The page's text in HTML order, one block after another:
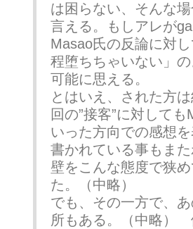
は困らない、そんな
言える。もしアレが
Masao氏の反論に対
程堕ちちゃいない」
可能に思える。
とはいえ、された方
回の”接客”に対して
いった方向での感想
書かれている事もま
壁をこんな態度で狭
た。（中略）
でも、その一方で、
所もある。（中略）